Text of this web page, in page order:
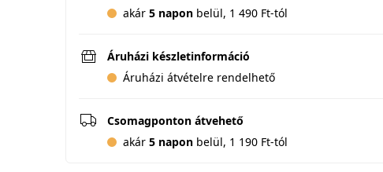
akár 5 napon belül, 1 490 Ft-tól
Áruházi készletinformáció
Áruházi átvételre rendelhető
Csomagponton átvehető
akár 5 napon belül, 1 190 Ft-tól